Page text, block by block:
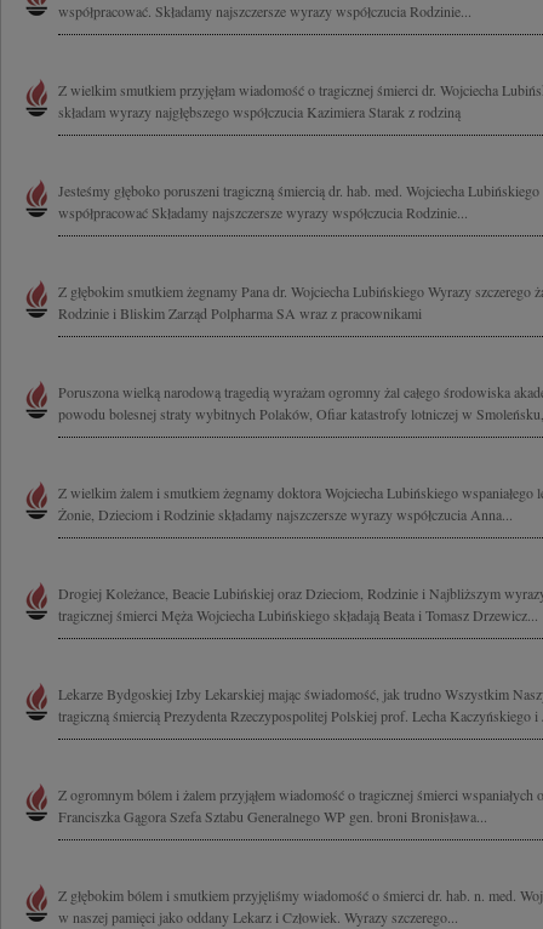
współpracować. Składamy najszczersze wyrazy współczucia Rodzinie...
Z wielkim smutkiem przyjęłam wiadomość o tragicznej śmierci dr. Wojciecha
składam wyrazy najgłębszego współczucia Kazimiera Starak z rodziną
Jesteśmy głęboko poruszeni tragiczną śmiercią dr. hab. med. Wojciecha
współpracować Składamy najszczersze wyrazy współczucia Rodzinie...
Z głębokim smutkiem żegnamy Pana dr. Wojciecha Lubińskiego Wyrazy szczerego
Rodzinie i Bliskim Zarząd Polpharma SA wraz z pracownikami
Poruszona wielką narodową tragedią wyrażam ogromny żal całego środowiska
powodu bolesnej straty wybitnych Polaków, Ofiar katastrofy lotniczej w
Z wielkim żalem i smutkiem żegnamy doktora Wojciecha Lubińskiego wspaniałego
Żonie, Dzieciom i Rodzinie składamy najszczersze wyrazy współczucia Anna...
Drogiej Koleżance, Beacie Lubińskiej oraz Dzieciom, Rodzinie i Najbliższym
tragicznej śmierci Męża Wojciecha Lubińskiego składają Beata i Tomasz Drzewicz...
Lekarze Bydgoskiej Izby Lekarskiej mając świadomość, jak trudno Wszystkim
tragiczną śmiercią Prezydenta Rzeczypospolitej Polskiej prof. Lecha Kaczyńskiego i
Z ogromnym bólem i żalem przyjąłem wiadomość o tragicznej śmierci
Franciszka Gągora Szefa Sztabu Generalnego WP gen. broni Bronisława...
Z głębokim bólem i smutkiem przyjęliśmy wiadomość o śmierci dr. hab. n. med.
w naszej pamięci jako oddany Lekarz i Człowiek. Wyrazy szczerego...